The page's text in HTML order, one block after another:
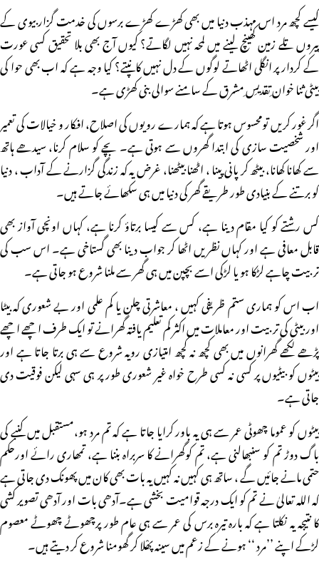
کیسے کچھ مرد اس مہذب دنیا میں بھی کھڑے کھڑے برسوں کی خدمت گزار بیوی کے
پیروں تلے زمین کھینچ لینے میں لمحہ نہیں لگاتے؟ کیوں آج بھی بلا تحقیق کسی عورت
کے کردار پر انگلی اٹھاتے لوگوں کے دل نہیں کانپتے؟ کیا وجہ ہے کہ اب بھی حوا کی
بیٹی ثنا خوان ِتقدیسِ ِمشرق کے سامنے سوالی بنی کھڑی ہے۔
اگر غور کریں تومحسوس ہوتا ہے کہ ہمارے رویوں کی اصلاح، افکار و خیالات کی تعمیر
اور شخصیت سازی کی ابتدا گھروں سے ہوتی ہے۔ بچے کو سلام کرنا، سیدھے ہاتھ
سے کھانا کھانا، بیٹھ کر پانی پینا ، اٹھنا بیٹھنا، غرض یہ کہ زندگی گزارنے کے آداب ، دنیا
کو برتنے کے بنیادی طور طریقے گھر کی دنیا میں ہی سکھائے جاتے ہیں۔
کس رشتے کو کیا مقام دینا ہے، کس سے کیسا برتاؤ کرنا ہے، کہاں اونچی آواز بھی
قابل معافی ہے اور کہاں نظریں اٹھا کر جواب دینا بھی گستاخی ہے۔ اس سب کی
تربیت چاہے لڑکا ہو یا لڑکی اسے بچپن میں ہی گھر سے ملنا شروع ہو جاتی ہے۔
اب اس کو ہماری ستم ظریفی کہیں ، معاشرتی چلن یا کم علمی اور بے شعوری کہ بیٹا
اور بیٹی کی تربیت اور معاملات میں اکثر کم تعلیم یافتہ گھرانے تو ایک طرف اچھے اچھے
پڑھے لکھے گھرانوں میں بھی کچھ نہ کچھ امتیازی رویہ شروع سے ہی برتا جاتا ہے اور
بیٹوں کو بیٹیوں پر کسی نہ کسی طرح خواہ غیر شعوری طور پر ہی سہی لیکن فوقیت دی
جاتی ہے۔
بیٹوں کو عموما چھوٹی عمر سے ہی یہ باور کرایا جاتا ہے کہ تم مرد ہو،مستقبل میں کنبے کی
باگ دوڑ تم کو سنبھالنی ہے، تم کوگھرانے کا سربراہ بننا ہے، تمھاری رائے اورحکم
حتمی مانے جائیں گے ، ساتھ ہی کہیں نہ کہیں یہ بات بھی کان میں پھونک دی جاتی ہے
کہ اللہ تعالیٰ نے تم کو ایک درجہ قوامیت بخشی ہے۔آدھی بات اور آدھی تصویر کشی
کا نتیجہ یہ نکلتا ہے کہ بارہ تیرہ برس کی عمر سے ہی عام طور پرچھوٹے چھوٹے معصوم
لڑکے اپنے ’’مرد ‘‘ ہونے کے زعم میں سینہ پھْلا کر گھومنا شروع کر دیتے ہیں۔